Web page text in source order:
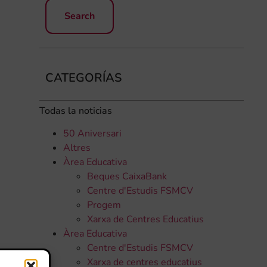
CATEGORÍAS
Todas la noticias
50 Aniversari
Altres
Àrea Educativa
Beques CaixaBank
Centre d'Estudis FSMCV
Progem
Xarxa de Centres Educatius
Àrea Educativa
Centre d'Estudis FSMCV
Xarxa de centres educatius